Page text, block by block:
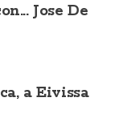
Jose De
a Eivissa